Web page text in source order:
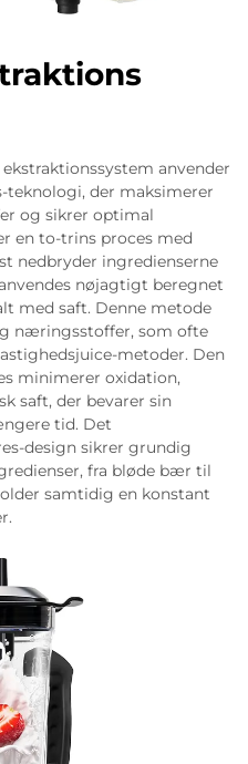
anvender
teknologi, der maksimerer
og sikrer optimal
en to-trins proces med
nedbryder ingredienserne
nøjagtigt beregnet
med saft. Denne metode
næringsstoffer, som ofte
metoder. Den
minimerer oxidation,
saft, der bevarer sin
tid. Det
design sikrer grundig
fra bløde bær til
samtidig en konstant